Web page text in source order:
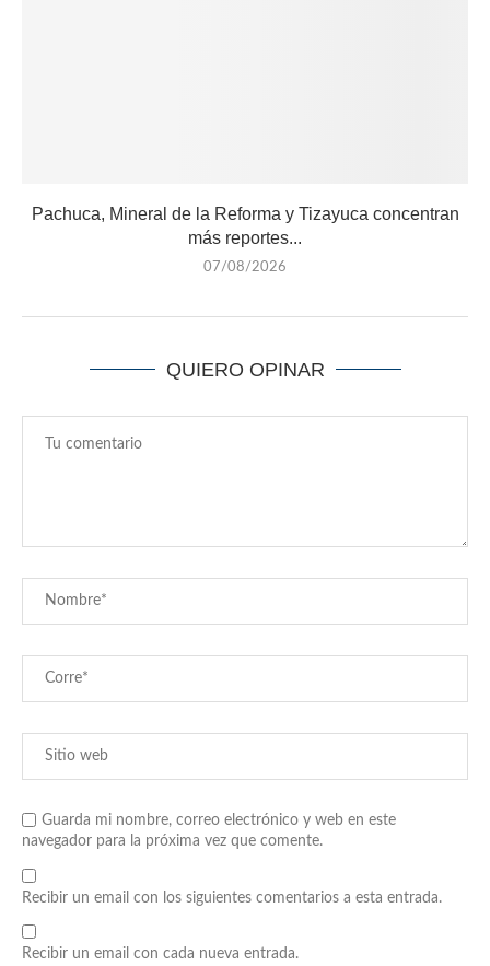
Pachuca, Mineral de la Reforma y Tizayuca concentran
más reportes...
07/08/2026
QUIERO OPINAR
Guarda mi nombre, correo electrónico y web en este
navegador para la próxima vez que comente.
Recibir un email con los siguientes comentarios a esta entrada.
Recibir un email con cada nueva entrada.